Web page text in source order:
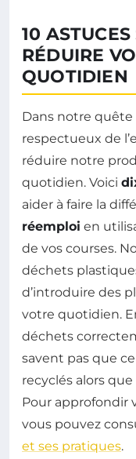
10
RÉDUIRE
QUOTIDIEN
Dans notre
respectueux de
réduire notre
quotidien. Voici
aider à faire la
réemploi en
de vos courses.
déchets
d’introduire des
votre quotidien.
déchets
savent pas que
recyclés alors
Pour approfondir
vous pouvez
et ses pratiques.